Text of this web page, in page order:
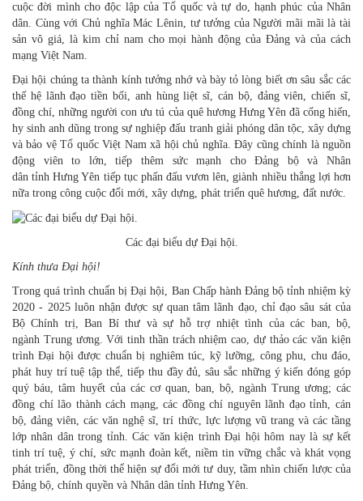
cuộc đời mình cho độc lập của Tổ quốc và tự do, hạnh phúc của Nhân
dân. Cùng với Chủ nghĩa Mác Lênin, tư tưởng của Người mãi mãi là tài
sản vô giá, là kim chỉ nam cho mọi hành động của Đảng và của cách
mạng Việt Nam.
Đại hội chúng ta thành kính tưởng nhớ và bày tỏ lòng biết ơn sâu sắc các
thế hệ lãnh đạo tiền bối, anh hùng liệt sĩ, cán bộ, đảng viên, chiến sĩ,
đồng chí, những người con ưu tú của quê hương Hưng Yên đã cống hiến,
hy sinh anh dũng trong sự nghiệp đấu tranh giải phóng dân tộc, xây dựng
và bảo vệ Tổ quốc Việt Nam xã hội chủ nghĩa. Đây cũng chính là nguồn
động viên to lớn, tiếp thêm sức mạnh cho Đảng bộ và Nhân
dân tỉnh Hưng Yên tiếp tục phấn đấu vươn lên, giành nhiều thắng lợi hơn
nữa trong công cuộc đổi mới, xây dựng, phát triển quê hương, đất nước.
Các đại biểu dự Đại hội.
Kính thưa Đại hội!
Trong quá trình chuẩn bị Đại hội, Ban Chấp hành Đảng bộ tỉnh nhiệm kỳ
2020 - 2025 luôn nhận được sự quan tâm lãnh đạo, chỉ đạo sâu sát của
Bộ Chính trị, Ban Bí thư và sự hỗ trợ nhiệt tình của các ban, bộ,
ngành Trung ương. Với tinh thần trách nhiệm cao, dự thảo các văn kiện
trình Đại hội được chuẩn bị nghiêm túc, kỹ lưỡng, công phu, chu đáo,
phát huy trí tuệ tập thể, tiếp thu đầy đủ, sâu sắc những ý kiến đóng góp
quý báu, tâm huyết của các cơ quan, ban, bộ, ngành Trung ương; các
đồng chí lão thành cách mạng, các đồng chí nguyên lãnh đạo tỉnh, cán
bộ, đảng viên, các văn nghệ sĩ, trí thức, lực lượng vũ trang và các tầng
lớp nhân dân trong tỉnh. Các văn kiện trình Đại hội hôm nay là sự kết
tinh trí tuệ, ý chí, sức mạnh đoàn kết, niềm tin vững chắc và khát vọng
phát triển, đồng thời thể hiện sự đổi mới tư duy, tầm nhìn chiến lược của
Đảng bộ, chính quyền và Nhân dân tỉnh Hưng Yên.